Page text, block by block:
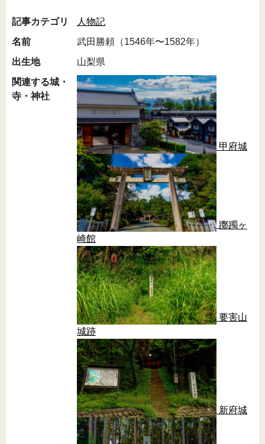
記事カテゴリ
人物記
名前
武田勝頼（1546年〜1582年）
出生地
山梨県
関連する城・
寺・神社
甲府城
躑躅ヶ
崎館
要害山
城跡
新府城